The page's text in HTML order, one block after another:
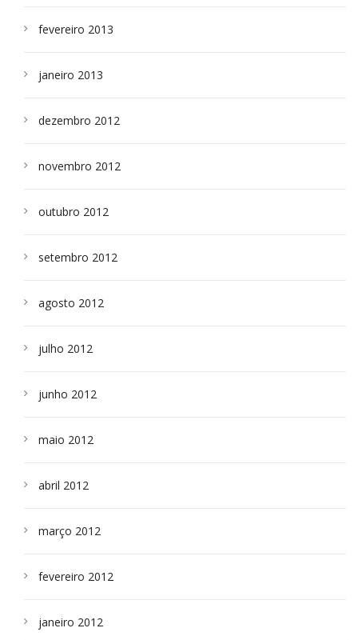
fevereiro 2013
janeiro 2013
dezembro 2012
novembro 2012
outubro 2012
setembro 2012
agosto 2012
julho 2012
junho 2012
maio 2012
abril 2012
março 2012
fevereiro 2012
janeiro 2012